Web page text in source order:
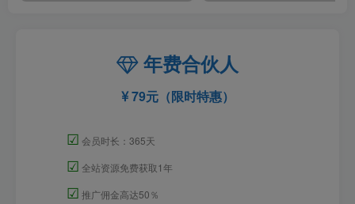
年费合伙人
79元（限时特惠）
☑ 会员时长：365天
☑ 全站资源免费获取1年
☑ 推广佣金高达50％